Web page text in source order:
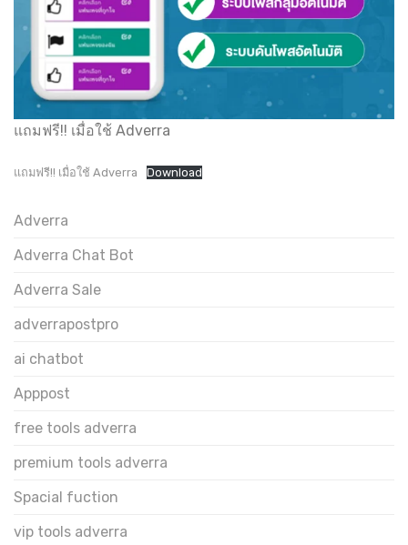
แถมฟรี!! เมื่อใช้ Adverra
แถมฟรี!! เมื่อใช้ Adverra Download
Adverra
Adverra Chat Bot
Adverra Sale
adverrapostpro
ai chatbot
Apppost
free tools adverra
premium tools adverra
Spacial fuction
vip tools adverra